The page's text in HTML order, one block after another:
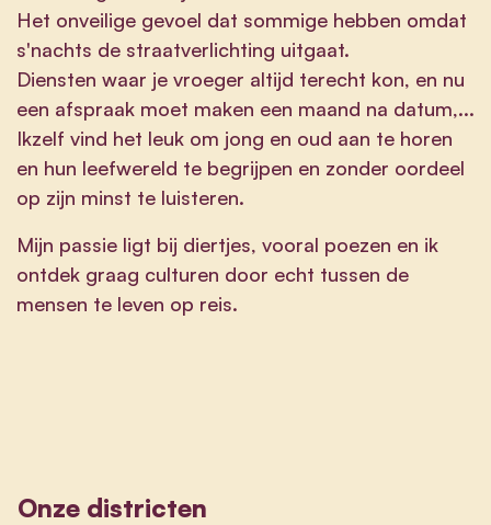
Het onveilige gevoel dat sommige hebben omdat
s'nachts de straatverlichting uitgaat.
Diensten waar je vroeger altijd terecht kon, en nu
een afspraak moet maken een maand na datum,...
Ikzelf vind het leuk om jong en oud aan te horen
en hun leefwereld te begrijpen en zonder oordeel
op zijn minst te luisteren.
Mijn passie ligt bij diertjes, vooral poezen en ik
ontdek graag culturen door echt tussen de
mensen te leven op reis.
Onze districten